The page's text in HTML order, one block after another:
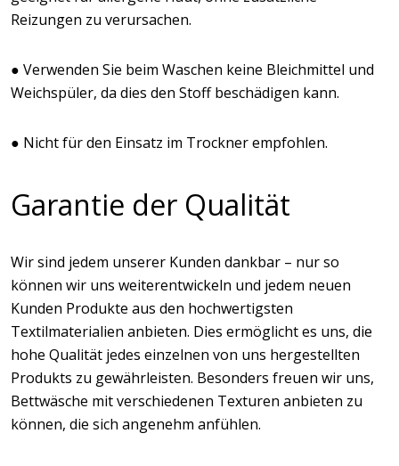
Reizungen zu verursachen.
● Verwenden Sie beim Waschen keine Bleichmittel und
Weichspüler, da dies den Stoff beschädigen kann.
● Nicht für den Einsatz im Trockner empfohlen.
Garantie der Qualität
Wir sind jedem unserer Kunden dankbar – nur so
können wir uns weiterentwickeln und jedem neuen
Kunden Produkte aus den hochwertigsten
Textilmaterialien anbieten. Dies ermöglicht es uns, die
hohe Qualität jedes einzelnen von uns hergestellten
Produkts zu gewährleisten. Besonders freuen wir uns,
Bettwäsche mit verschiedenen Texturen anbieten zu
können, die sich angenehm anfühlen.